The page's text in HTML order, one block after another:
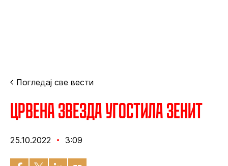
Погледај све вести
Црвена звезда угостила Зенит
25.10.2022 3:09